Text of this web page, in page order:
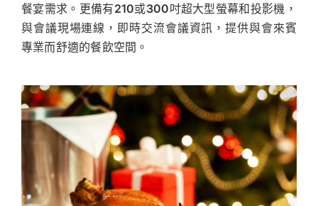
餐宴需求。更備有210或300吋超大型螢幕和投影機，
與會議現場連線，即時交流會議資訊，提供與會來賓
專業而舒適的餐飲空間。